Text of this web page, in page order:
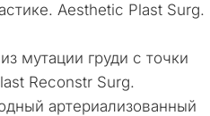
Aesthetic Plast Surg.
мутации груди с точки
Reconstr Surg.
артериализованный